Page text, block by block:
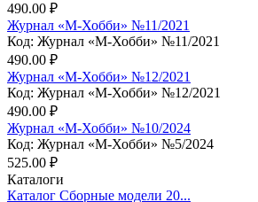
490.00 ₽
Журнал «М-Хобби» №11/2021
Код: Журнал «М-Хобби» №11/2021
490.00 ₽
Журнал «М-Хобби» №12/2021
Код: Журнал «М-Хобби» №12/2021
490.00 ₽
Журнал «М-Хобби» №10/2024
Код: Журнал «М-Хобби» №5/2024
525.00 ₽
Каталоги
Каталог Сборные модели 20...